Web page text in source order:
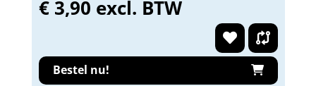
€ 3,90 excl. BTW
Bestel nu!